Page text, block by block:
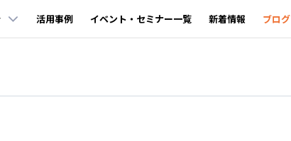
活用事例 イベント・セミナー一覧 新着情報 ブログ